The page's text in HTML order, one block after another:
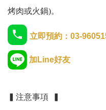
烤肉或火鍋)。
立即預約：03-
加Line好友
▍注意事項 ▍